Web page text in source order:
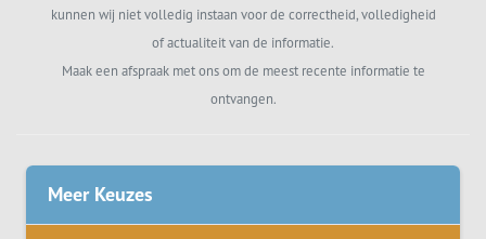
kunnen wij niet volledig instaan voor de correctheid, volledigheid
of actualiteit van de informatie.
Maak een afspraak met ons om de meest recente informatie te
ontvangen.
Meer Keuzes